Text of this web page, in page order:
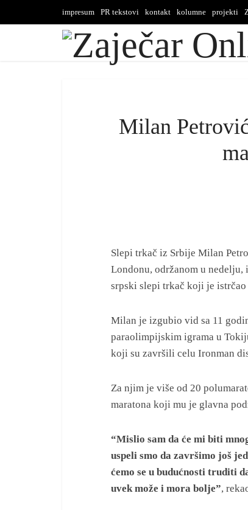
impresum PR tekstovi kontakt kolumne projekti
Milan
Slepi trkač iz Srbije Milan
Londonu, održanom u
srpski slepi trkač koji je
Milan je izgubio vid sa 11
paraolimpijskim igrama u
koji su završili celu Ironman
Za njim je više od 20
maratona koji mu je glavna
“Mislio sam da će mi biti
uspeli smo da završimo još
ćemo se u budućnosti truditi
uvek može i mora bolje”,